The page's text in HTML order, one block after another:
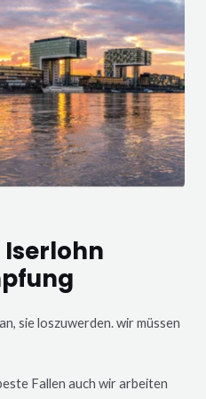
sie loszuwerden. wir müssen
Fallen auch wir arbeiten